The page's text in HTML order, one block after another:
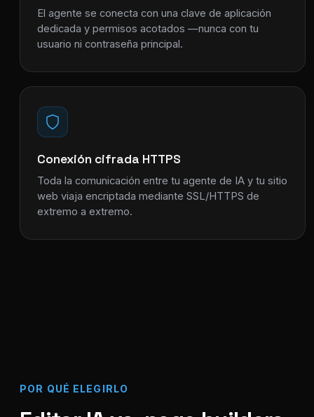
El agente se conecta con una clave de aplicación
dedicada y permisos acotados —nunca con tu
usuario ni contraseña principal.
Conexión cifrada HTTPS
Toda la comunicación entre tu agente de IA y tu sitio
web viaja encriptada mediante SSL/HTTPS de
extremo a extremo.
POR QUÉ ELEGIRLO